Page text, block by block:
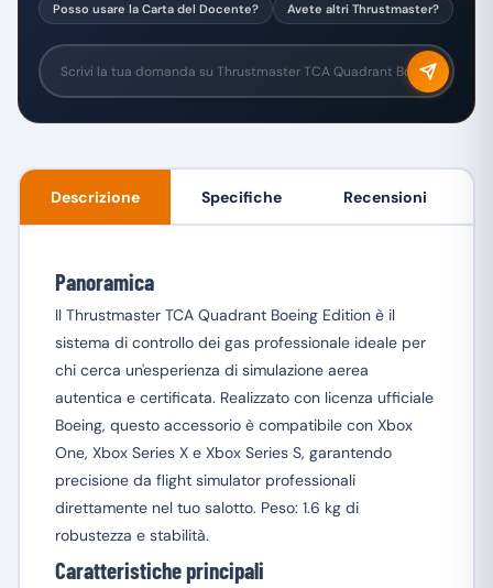
Posso usare la Carta del Docente?
Avete altri Thrustmaster?
Descrizione Specifiche Recensioni
Panoramica
Il Thrustmaster TCA Quadrant Boeing Edition è il
sistema di controllo dei gas professionale ideale per
chi cerca un'esperienza di simulazione aerea
autentica e certificata. Realizzato con licenza ufficiale
Boeing, questo accessorio è compatibile con Xbox
One, Xbox Series X e Xbox Series S, garantendo
precisione da flight simulator professionali
direttamente nel tuo salotto. Peso: 1.6 kg di
robustezza e stabilità.
Caratteristiche principali